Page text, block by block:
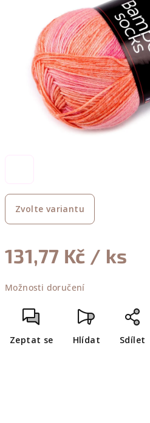
Zvolte variantu
131,77 Kč / ks
cena:
Možnosti doručení
Zeptat se Hlídat Sdílet
hvězdiček.